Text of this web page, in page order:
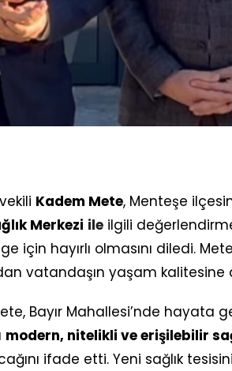
Kadem Mete, Menteşe
Merkezi ile ilgili
için hayırlı olmasını diledi.
vatandaşın yaşam
Bayır Mahallesi’nde hayata
modern, nitelikli ve erişilebilir
ifade etti. Yeni sağlık